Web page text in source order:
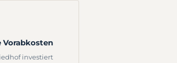
Vorabkosten
investiert